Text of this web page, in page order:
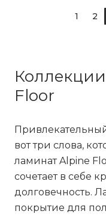
1 2
Floor
вот три слова,
ламинат Alpine
сочетает в себе
долговечность.
покрытие для